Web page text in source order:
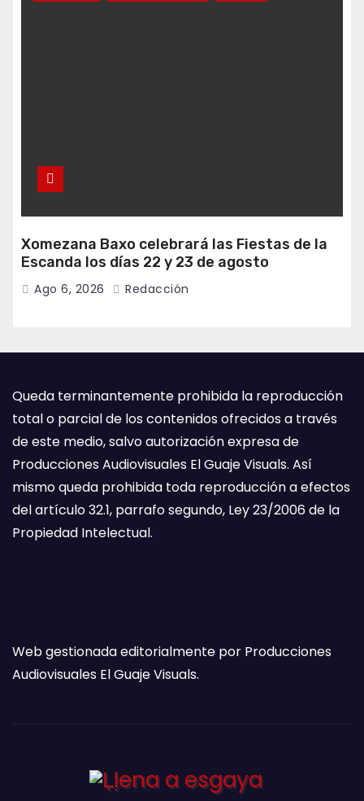
Xomezana Baxo celebrará las Fiestas de la
Escanda los días 22 y 23 de agosto
Ago 6, 2026 Redacción
Queda terminantemente prohibida la reproducción
total o parcial de los contenidos ofrecidos a través
de este medio, salvo autorización expresa de
Producciones Audiovisuales El Guaje Visuals. Así
mismo queda prohibida toda reproducción a efectos
del artículo 32.1, parrafo segundo, Ley 23/2006 de la
Propiedad Intelectual.
Web gestionada editorialmente por Producciones
Audiovisuales El Guaje Visuals.